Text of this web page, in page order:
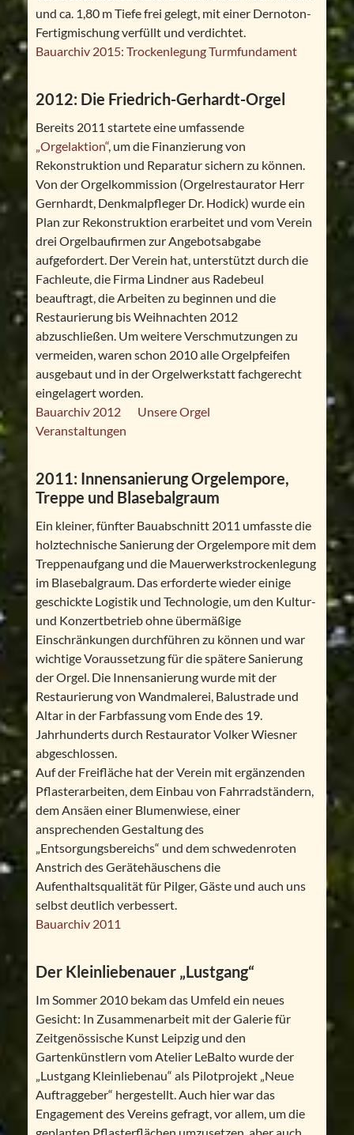
und ca. 1,80 m Tiefe frei gelegt, mit einer Dernoton-
Fertigmischung verfüllt und verdichtet.
Bauarchiv 2015: Trockenlegung Turmfundament
2012: Die Friedrich-Gerhardt-Orgel
Bereits 2011 startete eine umfassende
„Orgelaktion“, um die Finanzierung von
Rekonstruktion und Reparatur sichern zu können.
Von der Orgelkommission (Orgelrestaurator Herr
Gernhardt, Denkmalpfleger Dr. Hodick) wurde ein
Plan zur Rekonstruktion erarbeitet und vom Verein
drei Orgelbaufirmen zur Angebotsabgabe
aufgefordert. Der Verein hat, unterstützt durch die
Fachleute, die Firma Lindner aus Radebeul
beauftragt, die Arbeiten zu beginnen und die
Restaurierung bis Weihnachten 2012
abzuschließen. Um weitere Verschmutzungen zu
vermeiden, waren schon 2010 alle Orgelpfeifen
ausgebaut und in der Orgelwerkstatt fachgerecht
eingelagert worden.
Bauarchiv 2012
Unsere Orgel
Veranstaltungen
2011: Innensanierung Orgelempore,
Treppe und Blasebalgraum
Ein kleiner, fünfter Bauabschnitt 2011 umfasste die
holztechnische Sanierung der Orgelempore mit dem
Treppenaufgang und die Mauerwerkstrockenlegung
im Blasebalgraum. Das erforderte wieder einige
geschickte Logistik und Technologie, um den Kultur-
und Konzertbetrieb ohne übermäßige
Einschränkungen durchführen zu können und war
wichtige Voraussetzung für die spätere Sanierung
der Orgel. Die Innensanierung wurde mit der
Restaurierung von Wandmalerei, Balustrade und
Altar in der Farbfassung vom Ende des 19.
Jahrhunderts durch Restaurator Volker Wiesner
abgeschlossen.
Auf der Freifläche hat der Verein mit ergänzenden
Pflasterarbeiten, dem Einbau von Fahrradständern,
dem Ansäen einer Blumenwiese, einer
ansprechenden Gestaltung des
„Entsorgungsbereichs“ und dem schwedenroten
Anstrich des Gerätehäuschens die
Aufenthaltsqualität für Pilger, Gäste und auch uns
selbst deutlich verbessert.
Bauarchiv 2011
Der Kleinliebenauer „Lustgang“
Im Sommer 2010 bekam das Umfeld ein neues
Gesicht: In Zusammenarbeit mit der Galerie für
Zeitgenössische Kunst Leipzig und den
Gartenkünstlern vom Atelier LeBalto wurde der
„Lustgang Kleinliebenau“ als Pilotprojekt „Neue
Auftraggeber“ hergestellt. Auch hier war das
Engagement des Vereins gefragt, vor allem, um die